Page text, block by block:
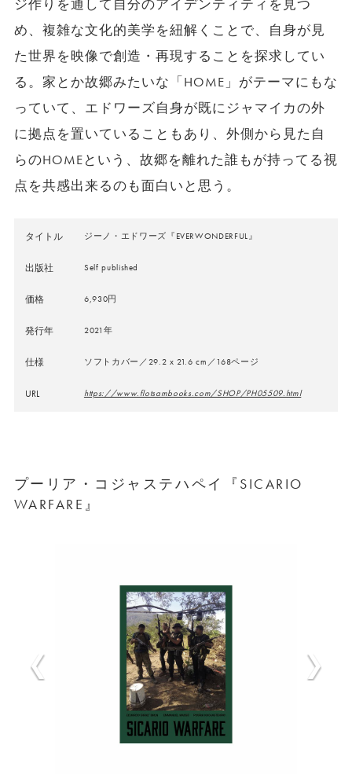
ジ作りを通して自分のアイデンティティを見つ
め、複雑な文化的美学を紐解くことで、自身が見
た世界を映像で創造・再現することを探求してい
る。家とか故郷みたいな「HOME」がテーマにもな
っていて、エドワーズ自身が既にジャマイカの外
に拠点を置いていることもあり、外側から見た自
らのHOMEという、故郷を離れた誰もが持ってる視
点を共感出来るのも面白いと思う。
タイトル ジーノ・エドワーズ『EVERWONDERFUL』
出版社 Self published
価格 6,930円
発行年 2021年
仕様 ソフトカバー／29.2 x 21.6 cm／168ページ
URL https://www.flotsambooks.com/SHOP/PH05509.html
プーリア・コジャステハペイ『SICARIO
WARFARE』